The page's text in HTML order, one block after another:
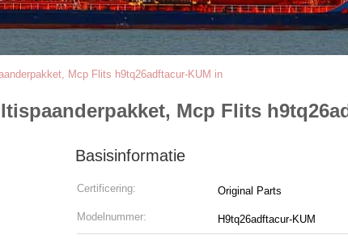
Mcp Flits h9tq26adftacur-KUM in
Mcp Flits
Basisinformatie
Certificering: Original Parts
Modelnummer: H9tq26adftacur-KUM